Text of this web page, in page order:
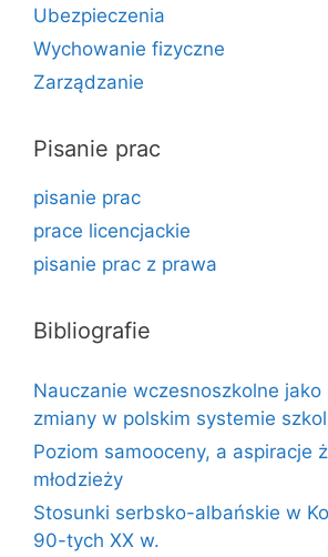
Ubezpieczenia
Wychowanie fizyczne
Zarządzanie
Pisanie prac
pisanie prac
prace licencjackie
pisanie prac z prawa
Bibliografie
Nauczanie wczesnoszkolne jako
zmiany w polskim systemie
Poziom samooceny, a aspiracje
młodzieży
Stosunki serbsko-albańskie w
90-tych XX w.